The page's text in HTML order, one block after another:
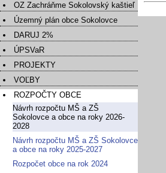
OZ Zachráňme Sokolovský kaštieľ
Územný plán obce Sokolovce
DARUJ 2%
ÚPSVaR
PROJEKTY
VOĽBY
ROZPOČTY OBCE
Návrh rozpočtu MŠ a ZŠ
Sokolovce a obce na roky 2026-
2028
Návrh rozpočtu MŠ a ZŠ Sokolovce
a obce na roky 2025-2027
Rozpočet obce na rok 2024